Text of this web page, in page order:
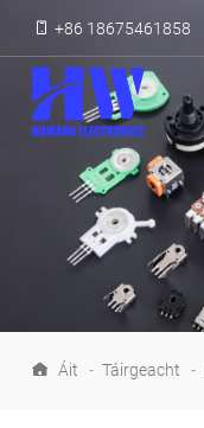
+86 18675461858
Áit - Táirgeacht -